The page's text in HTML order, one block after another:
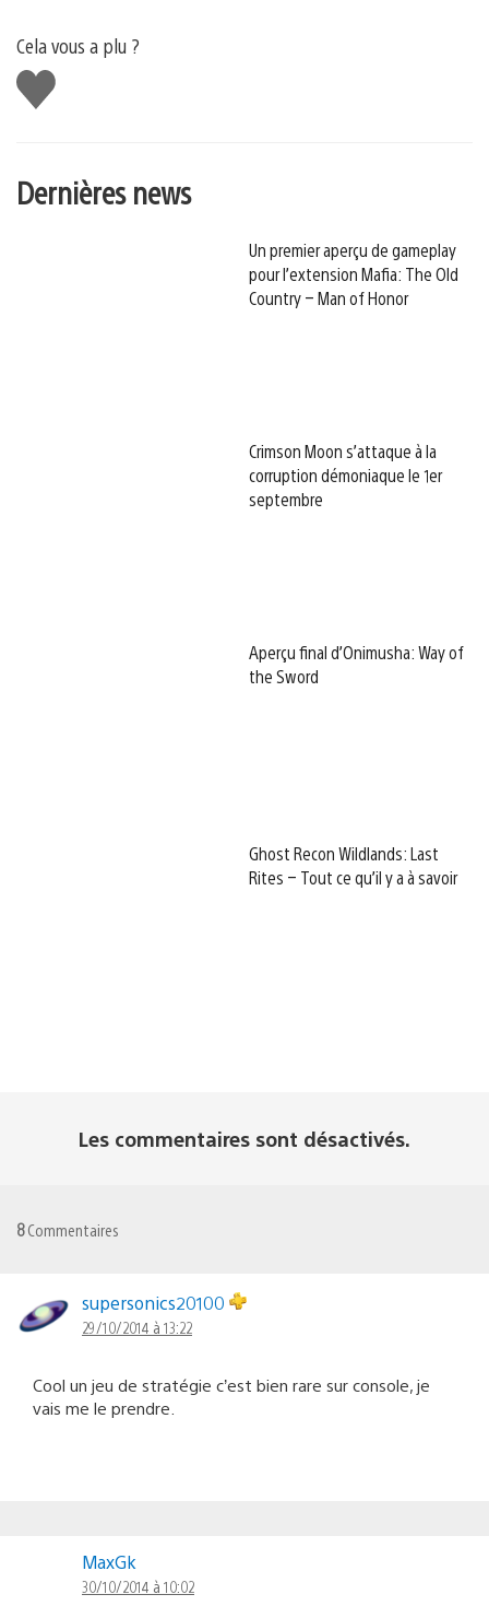
Cela vous a plu ?
J'aime
Dernières news
Un premier aperçu de gameplay
pour l’extension Mafia: The Old
Country – Man of Honor
Crimson Moon s’attaque à la
corruption démoniaque le 1er
septembre
Aperçu final d’Onimusha: Way of
the Sword
Ghost Recon Wildlands: Last
Rites – Tout ce qu’il y a à savoir
Les commentaires sont désactivés.
8Commentaires
supersonics20100
29/10/2014 à 13:22
Cool un jeu de stratégie c’est bien rare sur console, je
vais me le prendre.
MaxGk
30/10/2014 à 10:02